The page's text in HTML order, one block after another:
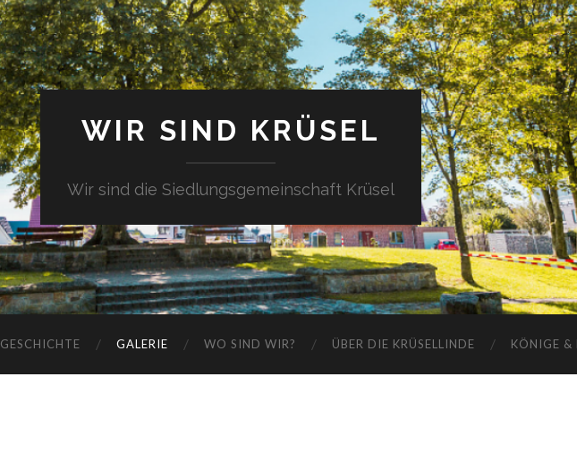
WIR SIND KRÜSEL
Wir sind die Siedlungsgemeinschaft Krüsel
GESCHICHTE GALERIE WO SIND WIR? ÜBER DIE KRÜSELLINDE KÖNIGE &